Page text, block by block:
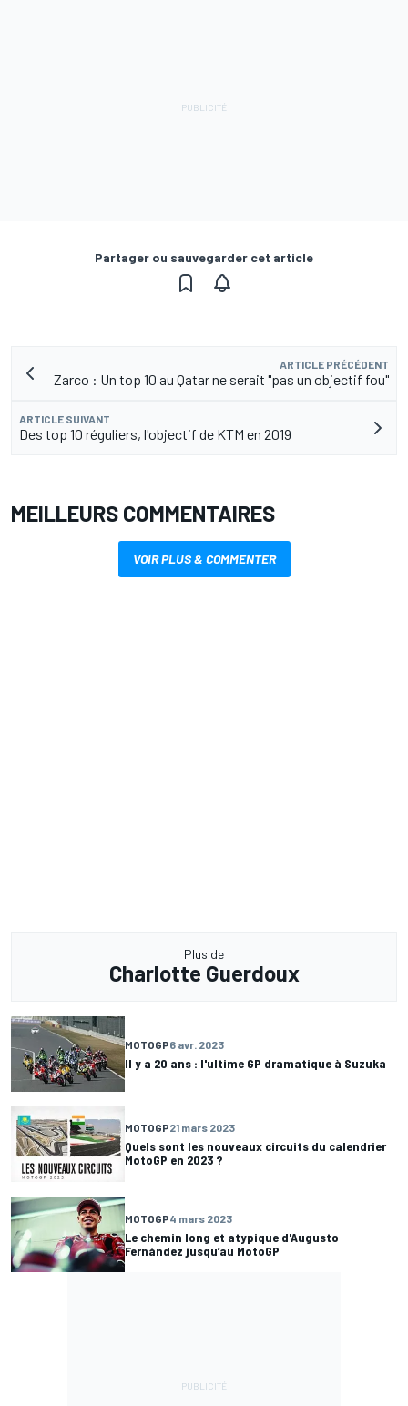
Partager ou sauvegarder cet article
ARTICLE PRÉCÉDENT
Zarco : Un top 10 au Qatar ne serait "pas un objectif fou"
ARTICLE SUIVANT
Des top 10 réguliers, l'objectif de KTM en 2019
MEILLEURS COMMENTAIRES
VOIR PLUS & COMMENTER
Plus de
Charlotte Guerdoux
MOTOGP6 avr. 2023
Il y a 20 ans : l'ultime GP dramatique à Suzuka
MOTOGP21 mars 2023
Quels sont les nouveaux circuits du calendrier
MotoGP en 2023 ?
MOTOGP4 mars 2023
Le chemin long et atypique d'Augusto
Fernández jusqu’au MotoGP